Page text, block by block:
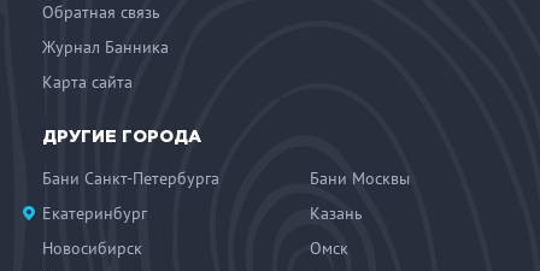
Обратная связь
Журнал Банника
Карта сайта
ДРУГИЕ ГОРОДА
Бани Санкт-Петербурга
Бани Москвы
Екатеринбург
Казань
Новосибирск
Омск